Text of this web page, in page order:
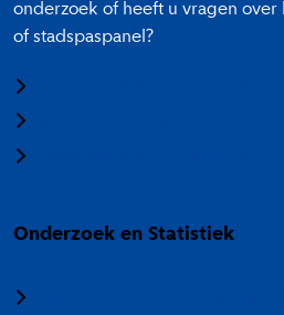
onderzoek of heeft u vragen over
of stadspaspanel?
Onderzoek en Statistiek